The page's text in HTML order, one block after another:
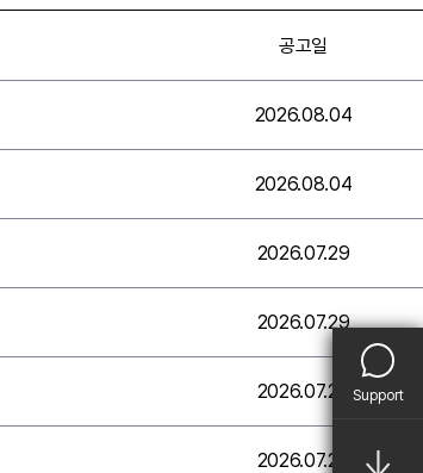
Support
공고일
2026.08.04
2026.08.04
2026.07.29
2026.07.29
2026.07.29
2026.07.29